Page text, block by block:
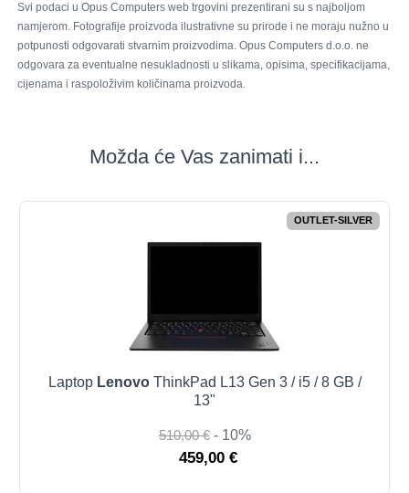
Svi podaci u Opus Computers web trgovini prezentirani su s najboljom
namjerom. Fotografije proizvoda ilustrativne su prirode i ne moraju nužno u
potpunosti odgovarati stvarnim proizvodima. Opus Computers d.o.o. ne
odgovara za eventualne nesukladnosti u slikama, opisima, specifikacijama,
cijenama i raspoloživim količinama proizvoda.
Možda će Vas zanimati i...
OUTLET-SILVER
Laptop LenovoThinkPad L13 Gen 3 / i5 / 8 GB /
13"
510,00 € - 10%
459,00 €